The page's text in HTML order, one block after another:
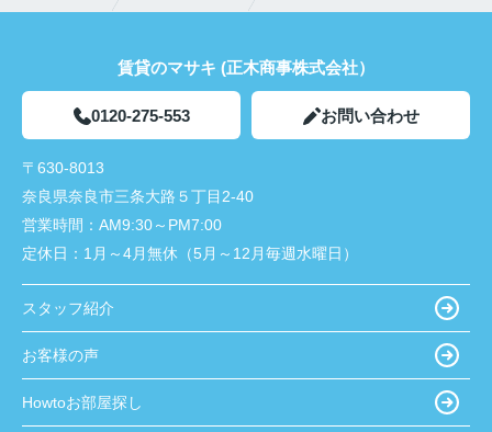
賃貸のマサキ (正木商事株式会社）
0120-275-553 お問い合わせ
〒630-8013
奈良県奈良市三条大路５丁目2-40
営業時間： AM9:30～PM7:00
定休日： 1月～4月無休（5月～12月毎週水曜日）
スタッフ紹介
お客様の声
Howtoお部屋探し